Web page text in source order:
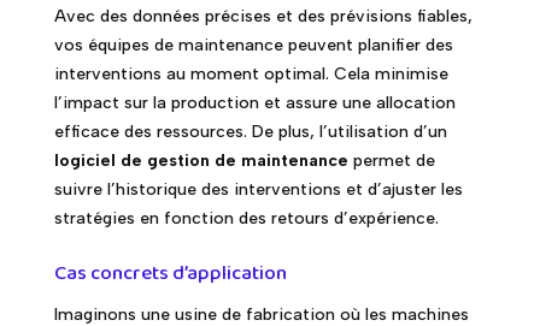
Avec des données précises et des prévisions fiables,
vos équipes de maintenance peuvent planifier des
interventions au moment optimal. Cela minimise
l’impact sur la production et assure une allocation
efficace des ressources. De plus, l’utilisation d’un
logiciel de gestion de maintenance permet de
suivre l’historique des interventions et d’ajuster les
stratégies en fonction des retours d’expérience.
Cas concrets d’application
Imaginons une usine de fabrication où les machines